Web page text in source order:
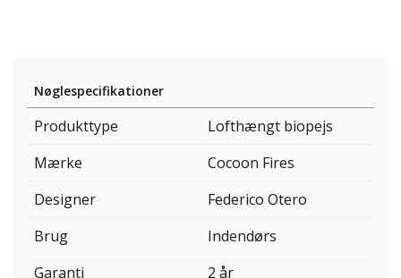
Nøglespecifikationer
Produkttype
Lofthængt biopejs
Mærke
Cocoon Fires
Designer
Federico Otero
Brug
Indendørs
Garanti
2 år